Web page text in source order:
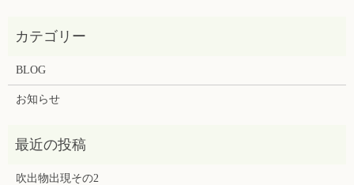
BLOG
お知らせ
吹出物出現その2